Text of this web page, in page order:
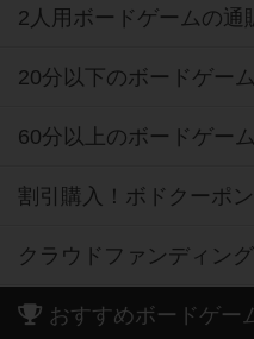
2人用ボードゲームの通
20分以下のボードゲー
60分以上のボードゲー
割引購入！ボドクーポ
クラウドファンディン
おすすめボードゲー